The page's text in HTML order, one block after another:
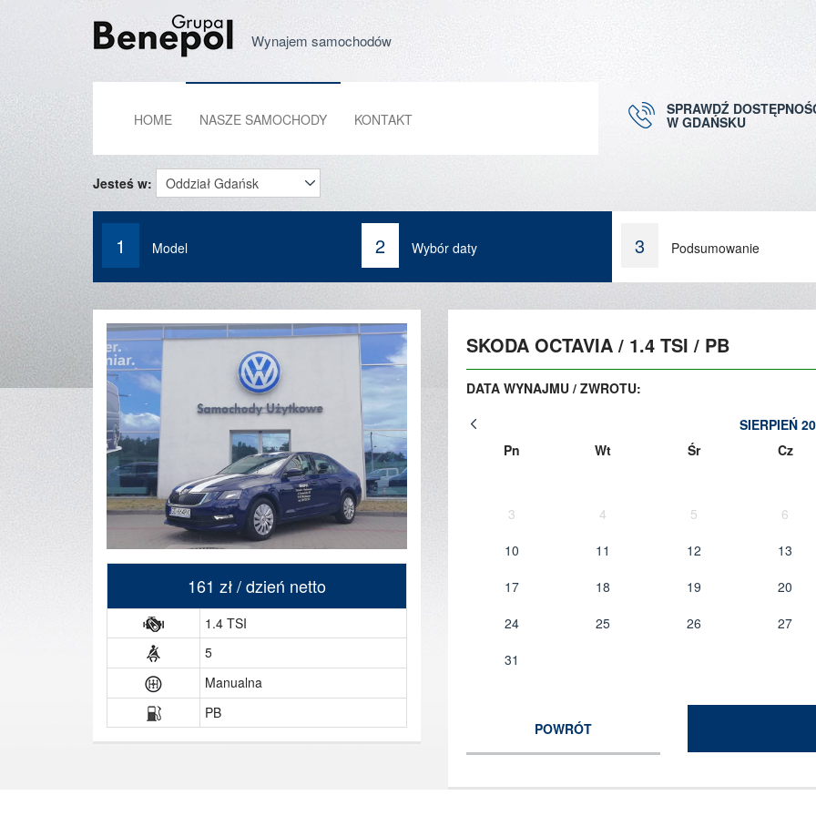
Wynajem samochodów
HOME NASZE SAMOCHODY KONTAKT
SPRAWDŹ
W GDAŃSKU
Jesteś w:
1 Model 2 Wybór daty 3 Podsumowanie
161 zł / dzień netto
1.4 TSI
5
Manualna
PB
SKODA OCTAVIA / 1.4 TSI / PB
DATA WYNAJMU / ZWROTU:
SIERPIEŃ
Pn
Wt Śr Cz
3 4 5
6
10
11 12
13
17
18 19
20
24
25 26
27
31
POWRÓT